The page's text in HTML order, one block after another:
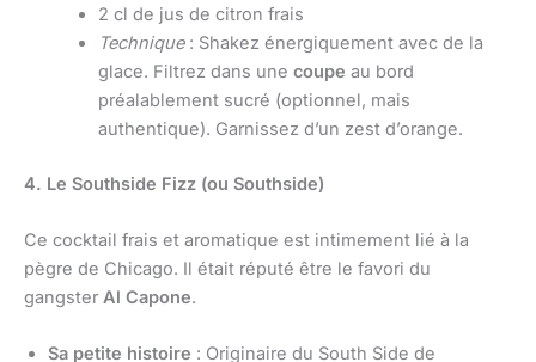
2 cl de jus de citron frais
Technique: Shakez énergiquement avec de la
glace. Filtrez dans une coupe au bord
préalablement sucré (optionnel, mais
authentique). Garnissez d’un zest d’orange.
4. Le Southside Fizz (ou Southside)
Ce cocktail frais et aromatique est intimement lié à la
pègre de Chicago. Il était réputé être le favori du
gangster Al Capone.
Sa petite histoire : Originaire du South Side de